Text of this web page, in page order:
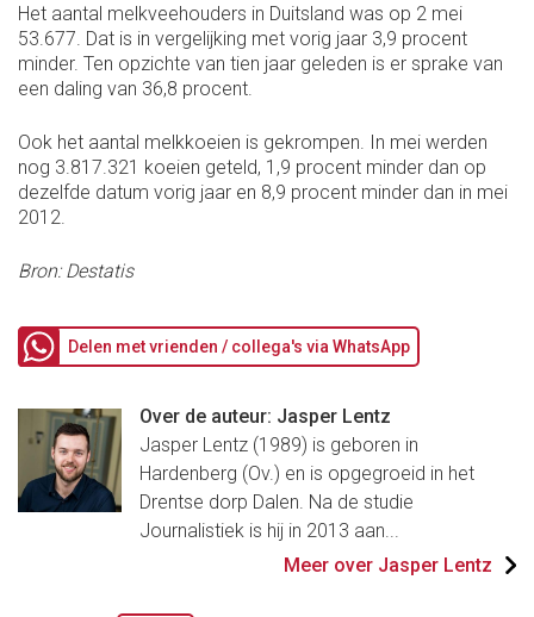
Het aantal melkveehouders in Duitsland was op 2 mei
53.677. Dat is in vergelijking met vorig jaar 3,9 procent
minder. Ten opzichte van tien jaar geleden is er sprake van
een daling van 36,8 procent.
Ook het aantal melkkoeien is gekrompen. In mei werden
nog 3.817.321 koeien geteld, 1,9 procent minder dan op
dezelfde datum vorig jaar en 8,9 procent minder dan in mei
2012.
Bron: Destatis
Delen met vrienden / collega's via WhatsApp
Over de auteur: Jasper Lentz
Jasper Lentz (1989) is geboren in
Hardenberg (Ov.) en is opgegroeid in het
Drentse dorp Dalen. Na de studie
Journalistiek is hij in 2013 aan...
Meer over Jasper Lentz